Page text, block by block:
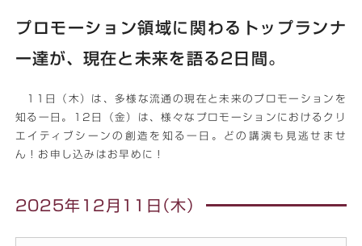
プロモーション領域に関わるトップランナ
ー達が、現在と未来を語る2日間。
11日（木）は、多様な流通の現在と未来のプロモーションを
知る一日。12日（金）は、様々なプロモーションにおけるクリ
エイティブシーンの創造を知る一日。どの講演も見逃せませ
ん！お申し込みはお早めに！
2025年12月11日（木）